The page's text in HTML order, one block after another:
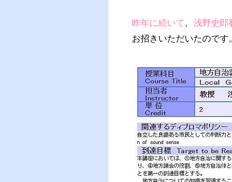
昨年に続いて 、 浅野史郎
お招きいただいたのです。